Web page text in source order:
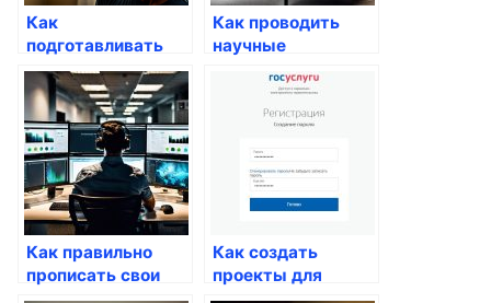
Как
подготавливать
профессиональные
проекты через
Госуслуги
Как проводить
научные
исследования
через госуслуги
Как правильно
прописать свои
заявки через
Как создать
проекты для
улучшения через